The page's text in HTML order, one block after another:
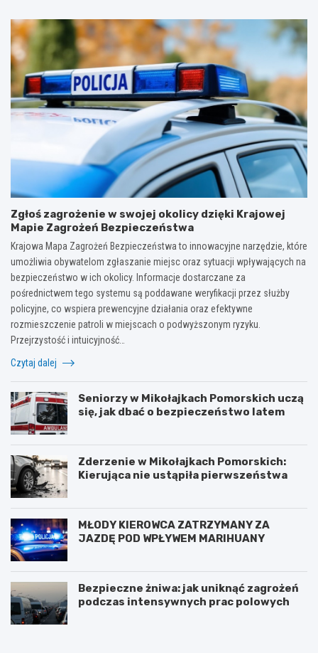
Zgłoś zagrożenie w swojej okolicy dzięki Krajowej
Mapie Zagrożeń Bezpieczeństwa
Krajowa Mapa Zagrożeń Bezpieczeństwa to innowacyjne narzędzie, które
umożliwia obywatelom zgłaszanie miejsc oraz sytuacji wpływających na
bezpieczeństwo w ich okolicy. Informacje dostarczane za
pośrednictwem tego systemu są poddawane weryfikacji przez służby
policyjne, co wspiera prewencyjne działania oraz efektywne
rozmieszczenie patroli w miejscach o podwyższonym ryzyku.
Przejrzystość i intuicyjność…
Czytaj dalej
Seniorzy w Mikołajkach Pomorskich uczą
się, jak dbać o bezpieczeństwo latem
Zderzenie w Mikołajkach Pomorskich:
Kierująca nie ustąpiła pierwszeństwa
MŁODY KIEROWCA ZATRZYMANY ZA
JAZDĘ POD WPŁYWEM MARIHUANY
Bezpieczne żniwa: jak uniknąć zagrożeń
podczas intensywnych prac polowych